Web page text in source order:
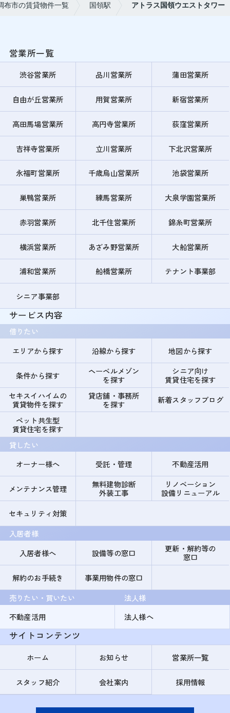
布市の賃貸物件一覧 国領駅 アトラス国領ウエストタワー
営業所一覧
渋谷営業所 品川営業所 蒲田営業所
自由が丘営業所 用賀営業所 新宿営業所
高田馬場営業所 高円寺営業所 荻窪営業所
吉祥寺営業所 立川営業所 下北沢営業所
永福町営業所 千歳烏山営業所 池袋営業所
巣鴨営業所 練馬営業所 大泉学園営業所
赤羽営業所 北千住営業所 錦糸町営業所
横浜営業所 あざみ野営業所 大船営業所
浦和営業所 船橋営業所 テナント事業部
シニア事業部
サービス内容
借りたい
エリアから探す
沿線から探す 地図から探す
条件から探す
ヘーベルメゾン
を探す
シニア向け
賃貸住宅を探す
セキスイハイムの
賃貸物件を探す
貸店舗・事務所
を探す
新着スタッフブログ
ペット共生型
賃貸住宅を探す
貸したい
オーナー様へ
受託・管理 不動産活用
メンテナンス管理
無料建物診断
外装工事
リノベーション
設備リニューアル
セキュリティ対策
入居者様
入居者様へ
設備等の窓口
更新・解約等の
窓口
解約のお手続き
事業用物件の窓口
売りたい・買いたい
不動産活用
法人様
法人様へ
サイトコンテンツ
ホーム お知らせ 営業所一覧
スタッフ紹介 会社案内 採用情報